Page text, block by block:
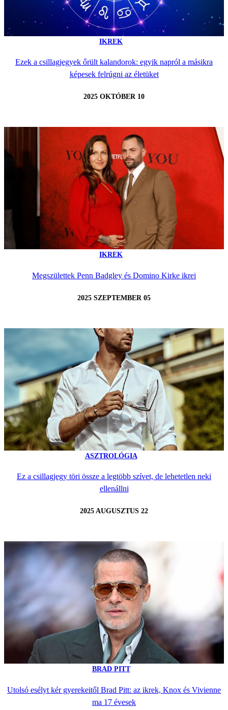
IKREK
Ezek a csillagjegyek őrült kalandorok: egyik napról a másikra
képesek felrúgni az életüket
2025 OKTÓBER 10
IKREK
Megszülettek Penn Badgley és Domino Kirke ikrei
2025 SZEPTEMBER 05
ASZTROLÓGIA
Ez a csillagjegy töri össze a legtöbb szívet, de lehetetlen neki
ellenállni
2025 AUGUSZTUS 22
BRAD PITT
Utolsó esélyt kér gyerekeitől Brad Pitt: az ikrek, Knox és Vivienne
ma 17 évesek